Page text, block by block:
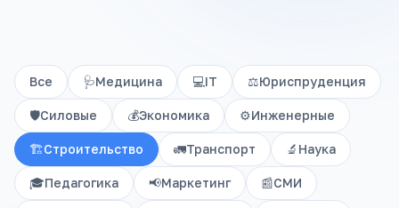
Все 🩺Медицина 💻IT ⚖️Юриспруденция
🛡️Силовые 💰Экономика ⚙️Инженерные
🏗️Строительство 🚛Транспорт 🔬 Наука
🎓Педагогика 📢Маркетинг 📰СМИ